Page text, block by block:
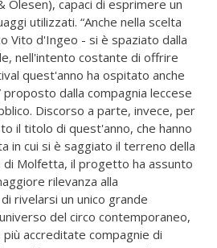
Olesen), capaci di esprimere un
utilizzati. “Anche nella scelta
Vito d'Ingeo - si è spaziato dalla
nell'intento costante di offrire
quest'anno ha ospitato anche
dalla compagnia leccese
Discorso a parte, invece, per
il titolo di quest'anno, che hanno
in cui si è saggiato il terreno della
di Molfetta, il progetto ha assunto
rilevanza alla
rivelarsi un unico grande
del circo contemporaneo,
accreditate compagnie di